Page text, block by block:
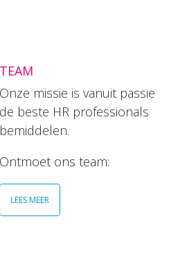
TEAM
Onze missie is vanuit passie
de beste HR professionals
bemiddelen.
Ontmoet ons team:
LEES MEER